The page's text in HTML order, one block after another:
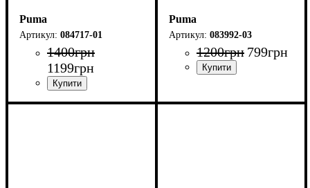
Puma
084717-01
1400грн
1199грн
Puma
083992-03
1200грн 799грн